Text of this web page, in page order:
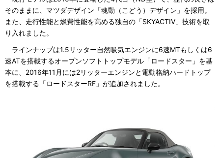
そのままに、マツダデザイン「魂動（こどう）デザイン」を採用。
また、走行性能と燃費性能を高める独自の「SKYACTIV」技術を取
り入れました。
ラインナップは1.5リッター自然吸気エンジンに6速MTもしくは6
速ATを搭載するオープンソフトトップモデル「ロードスター」を基
本に、2016年11月には2リッターエンジンと電動格納ハードトップ
を搭載する「ロードスターRF」が追加されました。